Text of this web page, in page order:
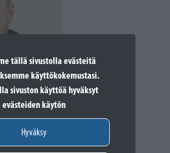
tällä sivustolla evästeitä
käyttökokemustasi.
sivuston käyttöä hyväksyt
evästeiden käytön
Hyväksy